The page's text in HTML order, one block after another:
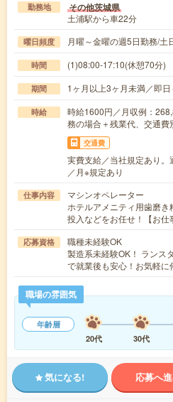
勤務地 その他茨城県
土浦駅から車22分
曜日頻度 月曜～金曜の週5日勤務/土
時間 (1)08:00-17:10(休憩70分)
期間 1ヶ月以上3ヶ月未満／即
時給
時給1600円／月収例：
務の場合＋残業代、交通費
交通費
実費支給／当社規定あり
／月※規定あり
仕事内容
マシンオペレーター
ホテルアメニティ用歯磨
投入などをお任せ！【お
応募資格
職種未経験OK
製造系未経験OK！ ランス
で就業後も安心！お気軽
職場の雰囲気
年齢層
20代
30代
気になる! 応募へ